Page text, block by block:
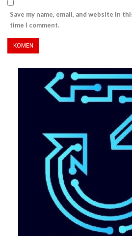
Save my name, email, and website in
time I comment.